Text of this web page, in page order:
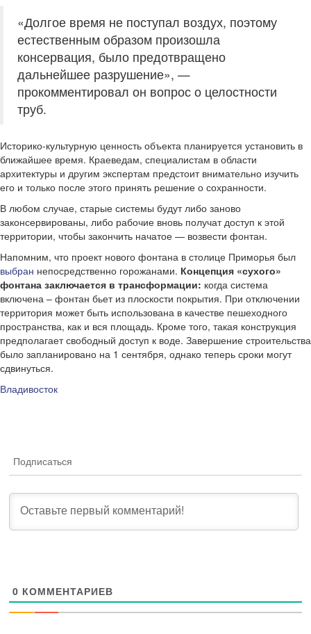
«Долгое время не поступал воздух, поэтому
естественным образом произошла
консервация, было предотвращено
дальнейшее разрушение», —
прокомментировал он вопрос о целостности
труб.
Историко-культурную ценность объекта планируется установить в
ближайшее время. Краеведам, специалистам в области
архитектуры и другим экспертам предстоит внимательно изучить
его и только после этого принять решение о сохранности.
В любом случае, старые системы будут либо заново
законсервированы, либо рабочие вновь получат доступ к этой
территории, чтобы закончить начатое — возвести фонтан.
Напомним, что проект нового фонтана в столице Приморья был
выбран непосредственно горожанами. Концепция «сухого»
фонтана заключается в трансформации: когда система
включена – фонтан бьет из плоскости покрытия. При отключении
территория может быть использована в качестве пешеходного
пространства, как и вся площадь. Кроме того, такая конструкция
предполагает свободный доступ к воде. Завершение строительства
было запланировано на 1 сентября, однако теперь сроки могут
сдвинуться.
Владивосток
Подписаться
0 КОММЕНТАРИЕВ